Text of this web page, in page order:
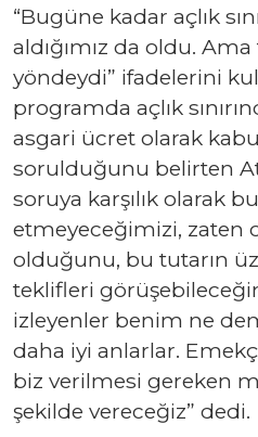
“Bugüne kadar açlık
aldığımız da oldu.
yöndeydi” ifadelerini
programda açlık
asgari ücret olarak
sorulduğunu belirten
soruya karşılık olarak
etmeyeceğimizi, zaten
olduğunu, bu tutarın
teklifleri
izleyenler benim ne
daha iyi anlarlar.
biz verilmesi gereken
şekilde vereceğiz” dedi.